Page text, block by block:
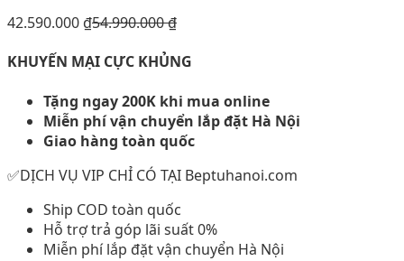
42.590.000 ₫54.990.000₫
KHUYẾN MẠI CỰC KHỦNG
Tặng ngay 200K khi mua online
Miễn phí vận chuyển lắp đặt Hà Nội
Giao hàng toàn quốc
✅DỊCH VỤ VIP CHỈ CÓ TẠI Beptuhanoi.com
Ship COD toàn quốc
Hỗ trợ trả góp lãi suất 0%
Miễn phí lắp đặt vận chuyển Hà Nội